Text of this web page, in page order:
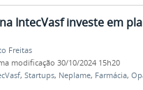
IntecVasf investe em
Freitas
modificação 30/10/2024 15h20
, Startups, Neplame, Farmácia,